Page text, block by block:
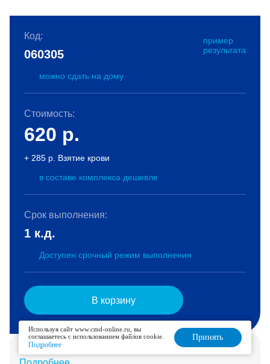
Код:
пример
результата
060305
можно сдать на дому
Стоимость:
620 р.
+ 285 р. Взятие крови
в составе комплекса дешевле
Срок выполнения:
1 к.д.
Доступен срочный режим выполнения
В корзину
Услуга доступна для дозаказа в течение 2 дней.
Используя сайт www.cmd-online.ru, вы
соглашаетесь с использованием файлов cookie.
Подробнее
Принять